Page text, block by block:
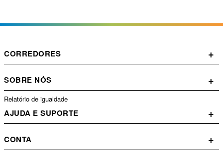
CORREDORES +
SOBRE NÓS +
Relatório de igualdade
AJUDA E SUPORTE +
CONTA +